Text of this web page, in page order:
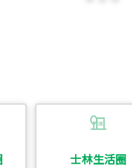
士林生活圈